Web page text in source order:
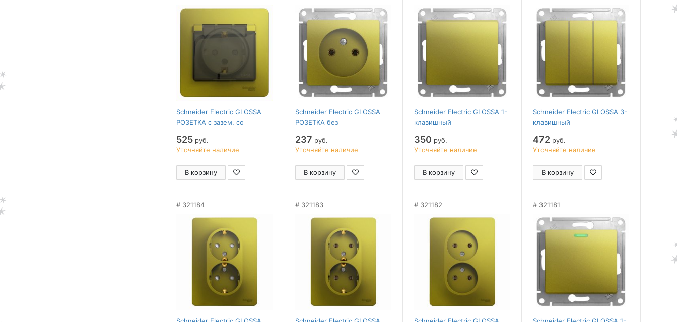
Schneider Electric GLOSSA
РОЗЕТКА с зазем. со
крышкой,IP44,16А, 250В,в
сборе,ФИСТАШКОВЫЙ
525 руб.
Уточняйте наличие
В корзину
Schneider Electric GLOSSA
РОЗЕТКА без
механизм, ФИСТАШКОВЫЙ
237 руб.
Уточняйте наличие
В корзину
Schneider Electric GLOSSA 1-
клавишный
механизм, ФИСТАШКОВЫЙ
350 руб.
Уточняйте наличие
В корзину
Schneider Electric GLOSSA 3-
клавишный
механизм, ФИСТАШКОВЫЙ
472 руб.
Уточняйте наличие
В корзину
321184 321183 321182 321181